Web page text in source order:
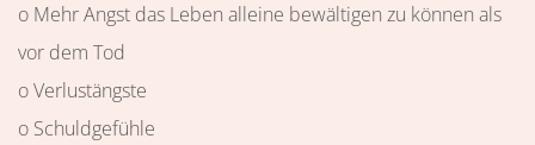
o Mehr Angst das Leben alleine bewältigen zu können als
vor dem Tod
o Verlustängste
o Schuldgefühle